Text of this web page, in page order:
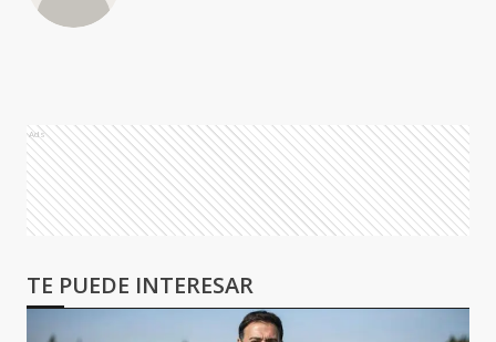
Ads
TE PUEDE INTERESAR